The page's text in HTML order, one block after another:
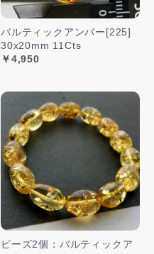
バルティックアンバー[225]
30x20mm 11Cts
￥4,950
ビーズ2個：バルティックア